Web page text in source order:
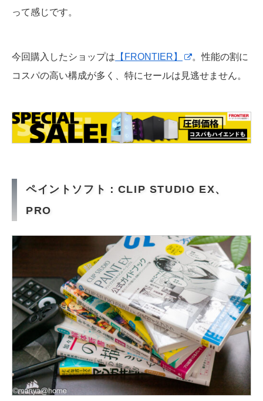
って感じです。
今回購入したショップは 【FRONTIER】
。性能の割に
コスパの高い構成が多く、特にセールは見逃せません。
ペイントソフト：CLIP STUDIO EX、
PRO